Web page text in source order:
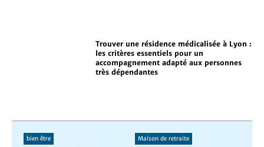
Trouver une résidence médicalisée à Lyon :
les critères essentiels pour un
accompagnement adapté aux personnes
très dépendantes
bien être Maison de retraite